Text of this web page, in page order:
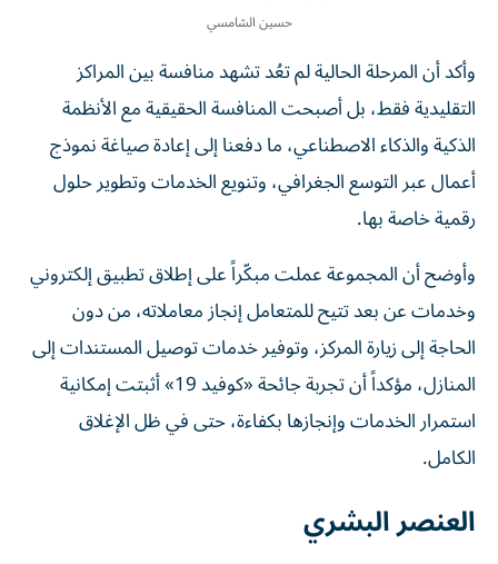
حسين الشامسي
وأكد أن المرحلة الحالية لم تعُد تشهد منافسة بين المراكز
التقليدية فقط، بل أصبحت المنافسة الحقيقية مع الأنظمة
الذكية والذكاء الاصطناعي، ما دفعنا إلى إعادة صياغة نموذج
أعمال عبر التوسع الجغرافي، وتنويع الخدمات وتطوير حلول
رقمية خاصة بها.
وأوضح أن المجموعة عملت مبكّراً على إطلاق تطبيق إلكتروني
وخدمات عن بعد تتيح للمتعامل إنجاز معاملاته، من دون
الحاجة إلى زيارة المركز، وتوفير خدمات توصيل المستندات إلى
المنازل، مؤكداً أن تجربة جائحة «كوفيد 19» أثبتت إمكانية
استمرار الخدمات وإنجازها بكفاءة، حتى في ظل الإغلاق
الكامل.
العنصر البشري